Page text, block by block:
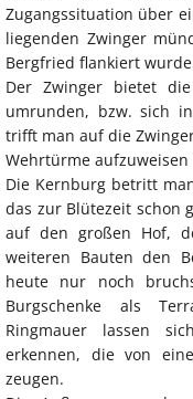
Zugangssituation über
liegenden Zwinger
Bergfried flankiert
Der Zwinger bietet
umrunden, bzw. sich
trifft man auf die
Wehrtürme aufzuweisen
Die Kernburg betritt
das zur Blütezeit schon
auf den großen Hof,
weiteren Bauten den
heute nur noch
Burgschenke als
Ringmauer lassen
erkennen, die von
zeugen.